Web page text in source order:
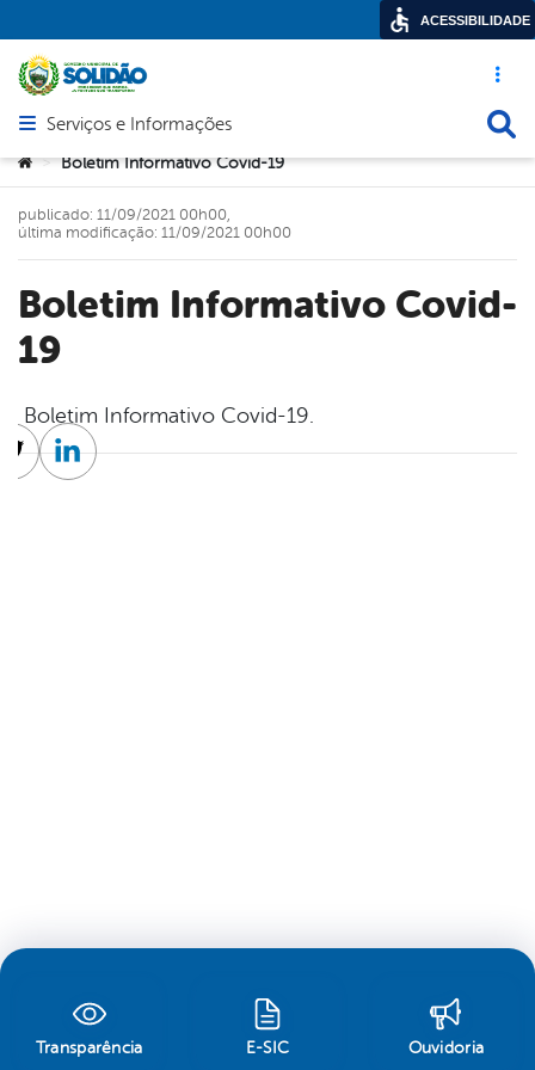
Acesso
Abrir menu principal de navegação
Serviços e Informações
Você está aqui:
> Boletim Informativo Covid-19
Boletim Informativo Covid-
19
publicado: 11/09/2021 00h00,
última modificação: 11/09/2021 00h00
Boletim Informativo Covid-19.
TwitterLinkedin
Transparência E-SIC Ouvidoria
ACESSIBILIDADE